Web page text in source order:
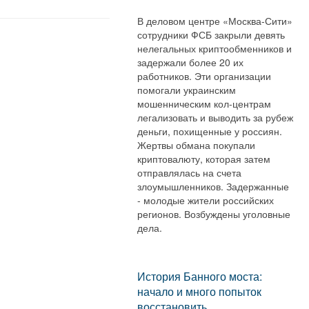
В деловом центре «Москва-Сити»
сотрудники ФСБ закрыли девять
нелегальных криптообменников и
задержали более 20 их
работников. Эти организации
помогали украинским
мошенническим кол-центрам
легализовать и выводить за рубеж
деньги, похищенные у россиян.
Жертвы обмана покупали
криптовалюту, которая затем
отправлялась на счета
злоумышленников. Задержанные
- молодые жители российских
регионов. Возбуждены уголовные
дела.
История Банного моста:
начало и много попыток